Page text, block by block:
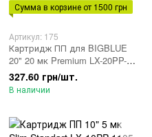
Сумма в корзине от 1500 грн
Артикул: 175
Картридж ПП для BIGBLUE
20" 20 мк Premium LX-20PP-
20P
327.60 грн/шт.
В наличии